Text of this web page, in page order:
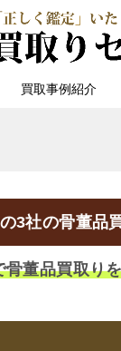
買取事例紹介
3社の骨董品
骨董品買取り